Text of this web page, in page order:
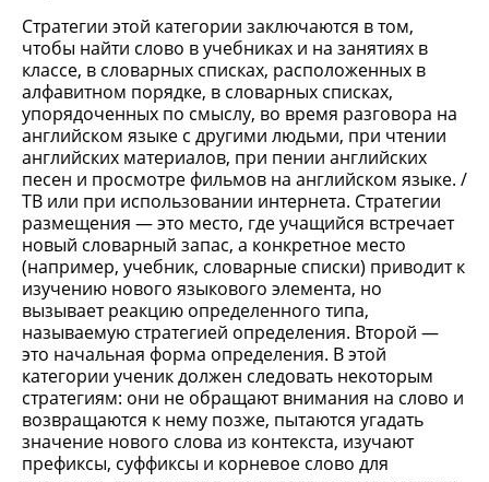
Стратегии этой категории заключаются в том,
чтобы найти слово в учебниках и на занятиях в
классе, в словарных списках, расположенных в
алфавитном порядке, в словарных списках,
упорядоченных по смыслу, во время разговора на
английском языке с другими людьми, при чтении
английских материалов, при пении английских
песен и просмотре фильмов на английском языке. /
ТВ или при использовании интернета. Стратегии
размещения — это место, где учащийся встречает
новый словарный запас, а конкретное место
(например, учебник, словарные списки) приводит к
изучению нового языкового элемента, но
вызывает реакцию определенного типа,
называемую стратегией определения. Второй —
это начальная форма определения. В этой
категории ученик должен следовать некоторым
стратегиям: они не обращают внимания на слово и
возвращаются к нему позже, пытаются угадать
значение нового слова из контекста, изучают
префиксы, суффиксы и корневое слово для